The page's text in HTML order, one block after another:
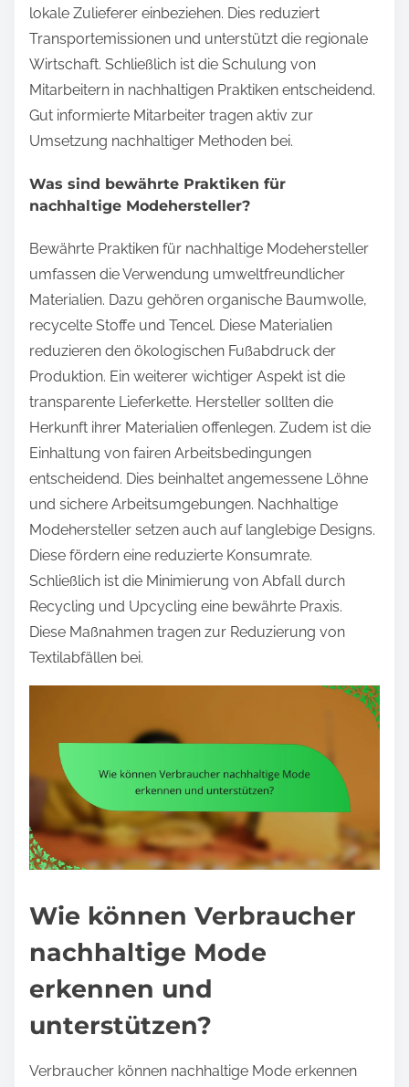
lokale Zulieferer einbeziehen. Dies reduziert
Transportemissionen und unterstützt die regionale
Wirtschaft. Schließlich ist die Schulung von
Mitarbeitern in nachhaltigen Praktiken entscheidend.
Gut informierte Mitarbeiter tragen aktiv zur
Umsetzung nachhaltiger Methoden bei.
Was sind bewährte Praktiken für
nachhaltige Modehersteller?
Bewährte Praktiken für nachhaltige Modehersteller
umfassen die Verwendung umweltfreundlicher
Materialien. Dazu gehören organische Baumwolle,
recycelte Stoffe und Tencel. Diese Materialien
reduzieren den ökologischen Fußabdruck der
Produktion. Ein weiterer wichtiger Aspekt ist die
transparente Lieferkette. Hersteller sollten die
Herkunft ihrer Materialien offenlegen. Zudem ist die
Einhaltung von fairen Arbeitsbedingungen
entscheidend. Dies beinhaltet angemessene Löhne
und sichere Arbeitsumgebungen. Nachhaltige
Modehersteller setzen auch auf langlebige Designs.
Diese fördern eine reduzierte Konsumrate.
Schließlich ist die Minimierung von Abfall durch
Recycling und Upcycling eine bewährte Praxis.
Diese Maßnahmen tragen zur Reduzierung von
Textilabfällen bei.
Wie können Verbraucher
nachhaltige Mode
erkennen und
unterstützen?
Verbraucher können nachhaltige Mode erkennen